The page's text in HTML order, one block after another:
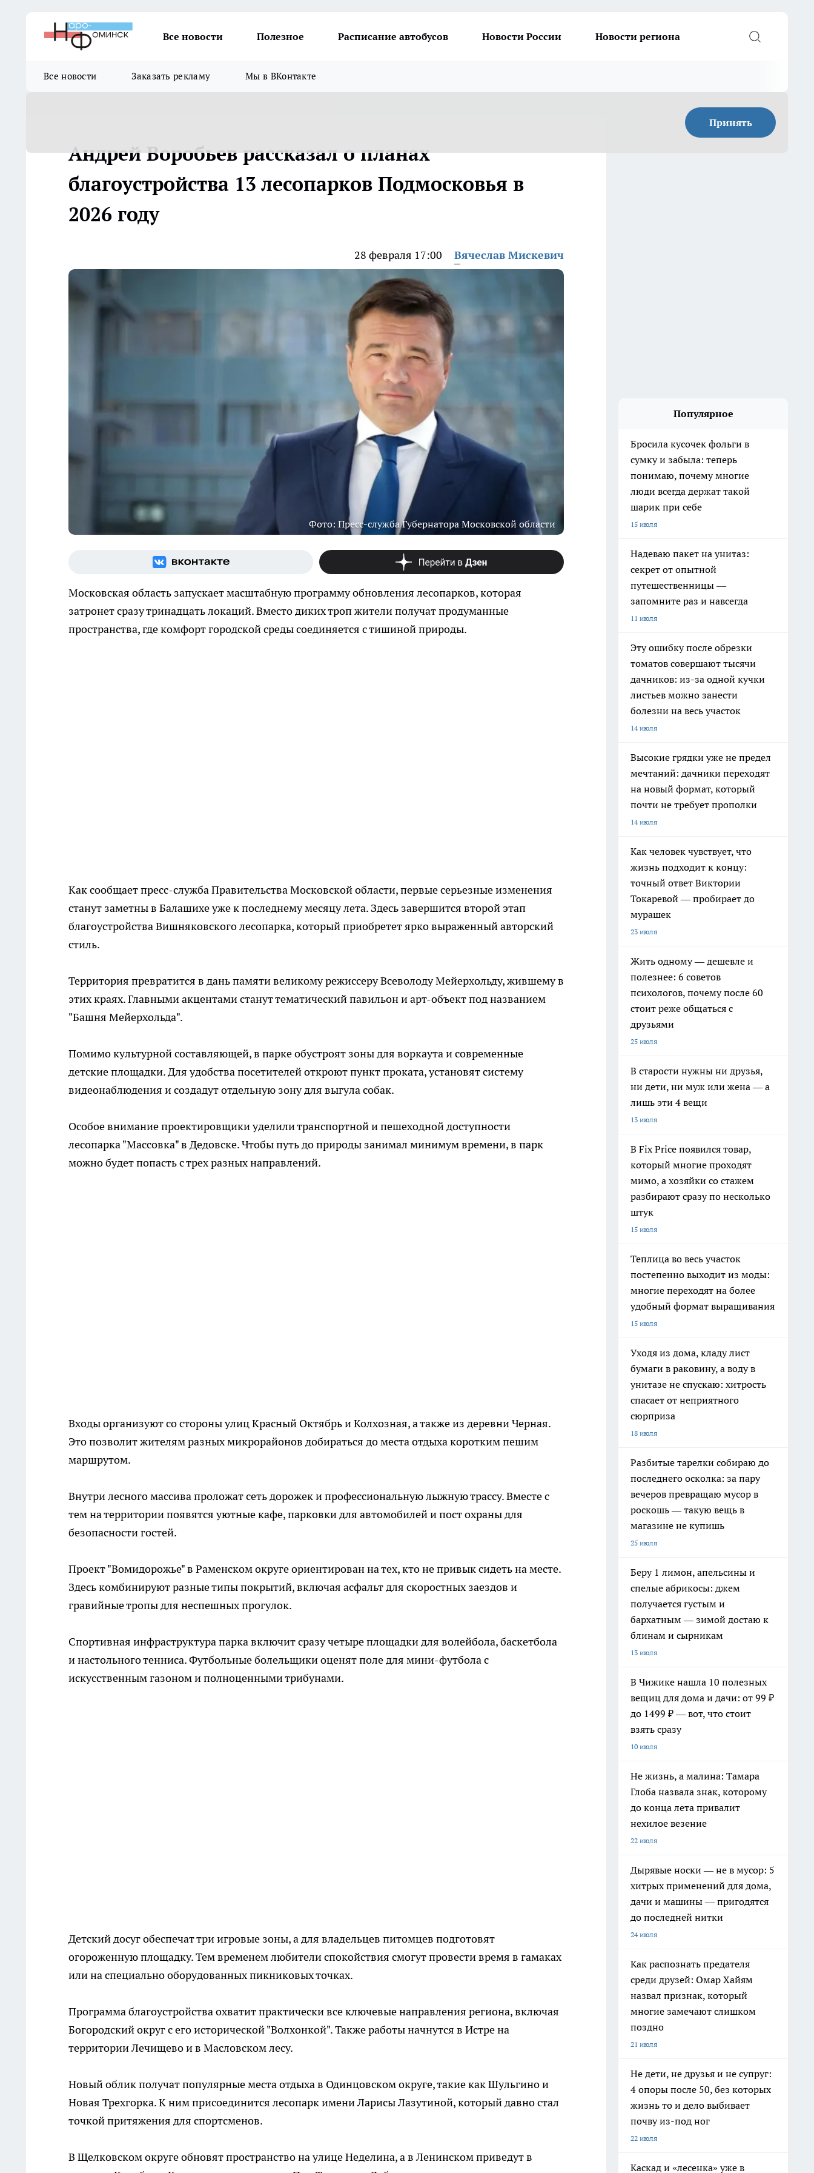
Все новости Полезное Расписание автобусов Новости России Новости региона
Все новости Заказать рекламу Мы в ВКонтакте
Принять
Андрей Воробьев рассказал о планах
благоустройства 13 лесопарков Подмосковья в
2026 году
28 февраля 17:00 Вячеслав Мискевич
Фото: Пресс-служба Губернатора Московской области
Московская область запускает масштабную программу обновления лесопарков, которая
затронет сразу тринадцать локаций. Вместо диких троп жители получат продуманные
пространства, где комфорт городской среды соединяется с тишиной природы.
Как сообщает пресс-служба Правительства Московской области, первые серьезные изменения
станут заметны в Балашихе уже к последнему месяцу лета. Здесь завершится второй этап
благоустройства Вишняковского лесопарка, который приобретет ярко выраженный авторский
стиль.
Территория превратится в дань памяти великому режиссеру Всеволоду Мейерхольду, жившему в
этих краях. Главными акцентами станут тематический павильон и арт-объект под названием
"Башня Мейерхольда".
Помимо культурной составляющей, в парке обустроят зоны для воркаута и современные
детские площадки. Для удобства посетителей откроют пункт проката, установят систему
видеонаблюдения и создадут отдельную зону для выгула собак.
Особое внимание проектировщики уделили транспортной и пешеходной доступности
лесопарка "Массовка" в Дедовске. Чтобы путь до природы занимал минимум времени, в парк
можно будет попасть с трех разных направлений.
Входы организуют со стороны улиц Красный Октябрь и Колхозная, а также из деревни Черная.
Это позволит жителям разных микрорайонов добираться до места отдыха коротким пешим
маршрутом.
Внутри лесного массива проложат сеть дорожек и профессиональную лыжную трассу. Вместе с
тем на территории появятся уютные кафе, парковки для автомобилей и пост охраны для
безопасности гостей.
Проект "Вомидорожье" в Раменском округе ориентирован на тех, кто не привык сидеть на месте.
Здесь комбинируют разные типы покрытий, включая асфальт для скоростных заездов и
гравийные тропы для неспешных прогулок.
Спортивная инфраструктура парка включит сразу четыре площадки для волейбола, баскетбола
и настольного тенниса. Футбольные болельщики оценят поле для мини-футбола с
искусственным газоном и полноценными трибунами.
Детский досуг обеспечат три игровые зоны, а для владельцев питомцев подготовят
огороженную площадку. Тем временем любители спокойствия смогут провести время в гамаках
или на специально оборудованных пикниковых точках.
Программа благоустройства охватит практически все ключевые направления региона, включая
Богородский округ с его исторической "Волхонкой". Также работы начнутся в Истре на
территории Лечищево и в Масловском лесу.
Новый облик получат популярные места отдыха в Одинцовском округе, такие как Шульгино и
Новая Трехгорка. К ним присоединится лесопарк имени Ларисы Лазутиной, который давно стал
точкой притяжения для спортсменов.
В Щелковском округе обновят пространство на улице Неделина, а в Ленинском приведут в
Популярное
Бросила кусочек фольги в
сумку и забыла: теперь
понимаю, почему многие
люди всегда держат такой
шарик при себе
15 июля
Надеваю пакет на унитаз:
секрет от опытной
путешественницы —
запомните раз и навсегда
11 июля
Эту ошибку после обрезки
томатов совершают тысячи
дачников: из-за одной кучки
листьев можно занести
болезни на весь участок
14 июля
Высокие грядки уже не предел
мечтаний: дачники переходят
на новый формат, который
почти не требует прополки
14 июля
Как человек чувствует, что
жизнь подходит к концу:
точный ответ Виктории
Токаревой — пробирает до
мурашек
23 июля
Жить одному — дешевле и
полезнее: 6 советов
психологов, почему после 60
стоит реже общаться с
друзьями
25 июля
В старости нужны ни друзья,
ни дети, ни муж или жена — а
лишь эти 4 вещи
13 июля
В Fix Price появился товар,
который многие проходят
мимо, а хозяйки со стажем
разбирают сразу по несколько
штук
15 июля
Теплица во весь участок
постепенно выходит из моды:
многие переходят на более
удобный формат выращивания
15 июля
Уходя из дома, кладу лист
бумаги в раковину, а воду в
унитазе не спускаю: хитрость
спасает от неприятного
сюрприза
18 июля
Разбитые тарелки собираю до
последнего осколка: за пару
вечеров превращаю мусор в
роскошь — такую вещь в
магазине не купишь
25 июля
Беру 1 лимон, апельсины и
спелые абрикосы: джем
получается густым и
бархатным — зимой достаю к
блинам и сырникам
13 июля
В Чижике нашла 10 полезных
вещиц для дома и дачи: от 99 ₽
до 1499 ₽ — вот, что стоит
взять сразу
10 июля
Не жизнь, а малина: Тамара
Глоба назвала знак, которому
до конца лета привалит
нехилое везение
22 июля
Дырявые носки — не в мусор: 5
хитрых применений для дома,
дачи и машины — пригодятся
до последней нитки
24 июля
Как распознать предателя
среди друзей: Омар Хайям
назвал признак, который
многие замечают слишком
поздно
21 июля
Не дети, не друзья и не супруг:
4 опоры после 50, без которых
жизнь то и дело выбивает
почву из-под ног
22 июля
Каскад и «лесенка» уже в